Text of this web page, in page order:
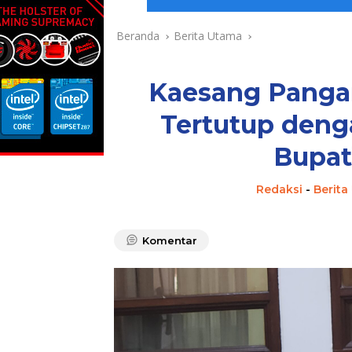
Beranda Berita Utama
Kaesang
Tertutup
Redaksi - Berita
Komentar